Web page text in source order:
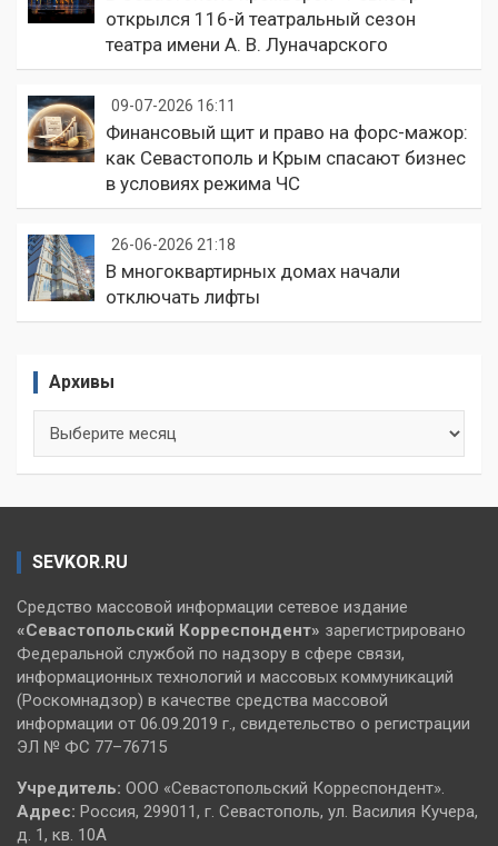
открылся 116-й театральный сезон
театра имени А. В. Луначарского
09-07-2026 16:11
Финансовый щит и право на форс-мажор:
как Севастополь и Крым спасают бизнес
в условиях режима ЧС
26-06-2026 21:18
В многоквартирных домах начали
отключать лифты
Архивы
SEVKOR.RU
Средство массовой информации сетевое издание
«Севастопольский Корреспондент» зарегистрировано
Федеральной службой по надзору в сфере связи,
информационных технологий и массовых коммуникаций
(Роскомнадзор) в качестве средства массовой
информации от 06.09.2019 г., свидетельство о регистрации
ЭЛ № ФС 77–76715
Учредитель: ООО «Севастопольский Корреспондент».
Адрес: Россия, 299011, г. Севастополь, ул. Василия Кучера,
д. 1, кв. 10А